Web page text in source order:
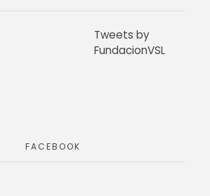
Tweets by
FundacionVSL
FACEBOOK